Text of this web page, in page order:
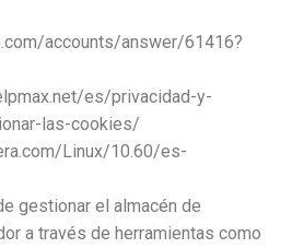
accounts/answer/61416?
es/privacidad-y-
las-cookies/
Linux/10.60/es-
gestionar el almacén de
a través de herramientas como